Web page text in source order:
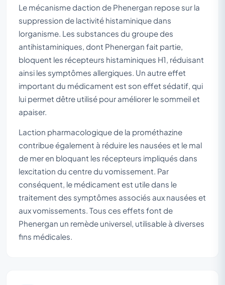
Le mécanisme daction de Phenergan repose sur la
suppression de lactivité histaminique dans
lorganisme. Les substances du groupe des
antihistaminiques, dont Phenergan fait partie,
bloquent les récepteurs histaminiques H1, réduisant
ainsi les symptômes allergiques. Un autre effet
important du médicament est son effet sédatif, qui
lui permet dêtre utilisé pour améliorer le sommeil et
apaiser.
Laction pharmacologique de la prométhazine
contribue également à réduire les nausées et le mal
de mer en bloquant les récepteurs impliqués dans
lexcitation du centre du vomissement. Par
conséquent, le médicament est utile dans le
traitement des symptômes associés aux nausées et
aux vomissements. Tous ces effets font de
Phenergan un remède universel, utilisable à diverses
fins médicales.